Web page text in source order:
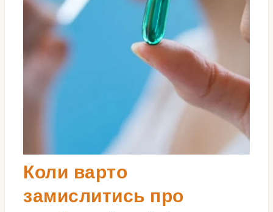
Коли варто
замислитись про